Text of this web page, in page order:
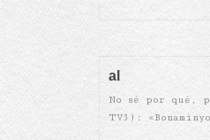
al
No sé por qué,
TV3):